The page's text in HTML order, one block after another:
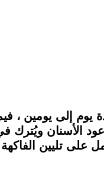
يوم إلى يومين
الأسنان ويُترك
على تليين